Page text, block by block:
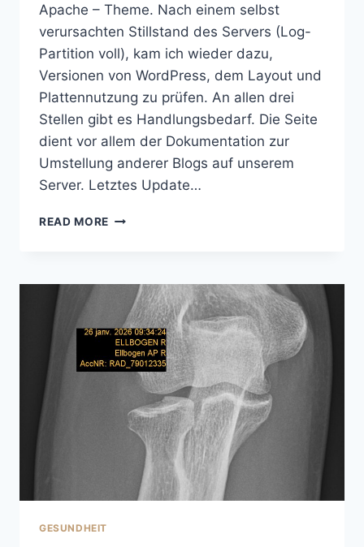
Apache – Theme. Nach einem selbst
verursachten Stillstand des Servers (Log-
Partition voll), kam ich wieder dazu,
Versionen von WordPress, dem Layout und
Plattennutzung zu prüfen. An allen drei
Stellen gibt es Handlungsbedarf. Die Seite
dient vor allem der Dokumentation zur
Umstellung anderer Blogs auf unserem
Server. Letztes Update…
READ MORE UPDATE
AUF
SAMT
NEUEM
THEMA
UND
ANDERE
NEBENWIRKUNGEN
GESUNDHEIT